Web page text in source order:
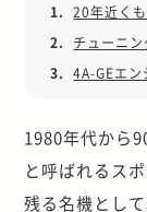
1.
20年近く
2.
チューニ
3.
4A-GEエ
1980年代から
と呼ばれるス
残る名機とし